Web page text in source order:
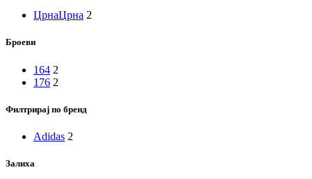
ЦрнаЦрна 2
Броеви
164 2
176 2
Филтрирај по бренд
Adidas 2
Залиха